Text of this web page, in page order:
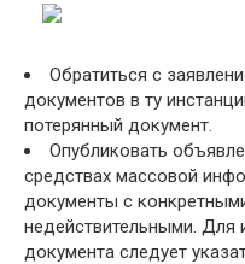
Обратиться с
документов в ту
потерянный документ.
Опубликовать
средствах массовой
документы с
недействительными. Для
документа следует